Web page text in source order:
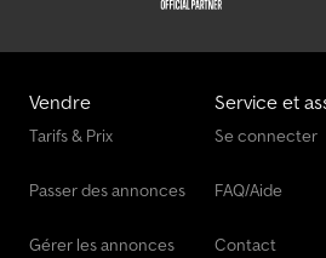
Vendre
Tarifs & Prix
Passer des annonces
Gérer les annonces
Service et
Se connecter
FAQ/Aide
Contact